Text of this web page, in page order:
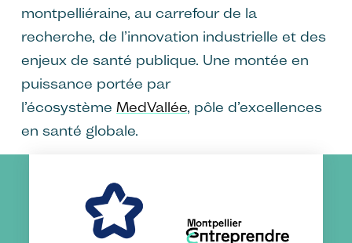
montpelliéraine, au carrefour de la
recherche, de l’innovation industrielle et des
enjeux de santé publique. Une montée en
puissance portée par
l’écosystème MedVallée, pôle d’excellences
en santé globale.